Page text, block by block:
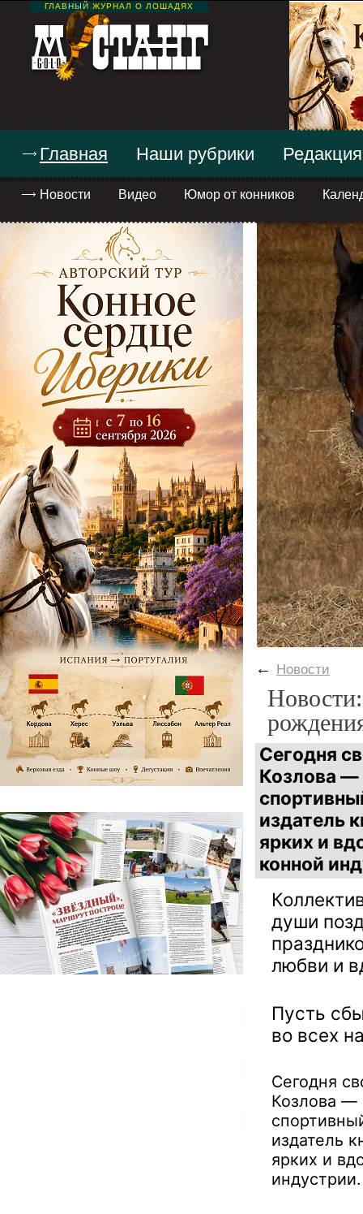
ГЛАВНЫЙ ЖУРНАЛ О ЛОШАДЯХ
Главная
Новости Видео Юмор от конников
Наши рубрики Редакция
← Новости
Сегодня
Козлова —
издатель
ярких и
конной
души
любви и
Пусть
во всех
Сегодня
Козлова —
издатель
ярких и
индустрии.